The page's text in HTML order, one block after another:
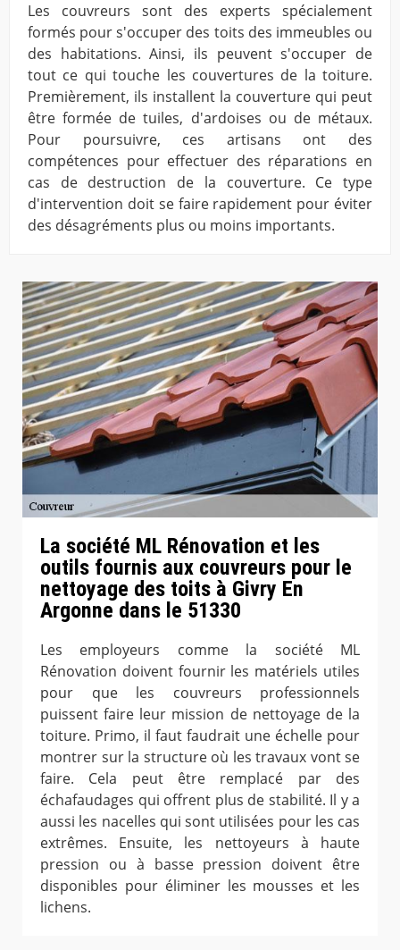
Les couvreurs sont des experts spécialement
formés pour s'occuper des toits des immeubles ou
des habitations. Ainsi, ils peuvent s'occuper de
tout ce qui touche les couvertures de la toiture.
Premièrement, ils installent la couverture qui peut
être formée de tuiles, d'ardoises ou de métaux.
Pour poursuivre, ces artisans ont des
compétences pour effectuer des réparations en
cas de destruction de la couverture. Ce type
d'intervention doit se faire rapidement pour éviter
des désagréments plus ou moins importants.
La société ML Rénovation et les
outils fournis aux couvreurs pour le
nettoyage des toits à Givry En
Argonne dans le 51330
Les employeurs comme la société ML
Rénovation doivent fournir les matériels utiles
pour que les couvreurs professionnels
puissent faire leur mission de nettoyage de la
toiture. Primo, il faut faudrait une échelle pour
montrer sur la structure où les travaux vont se
faire. Cela peut être remplacé par des
échafaudages qui offrent plus de stabilité. Il y a
aussi les nacelles qui sont utilisées pour les cas
extrêmes. Ensuite, les nettoyeurs à haute
pression ou à basse pression doivent être
disponibles pour éliminer les mousses et les
lichens.